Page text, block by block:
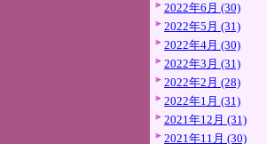
2022年6月 (30)
2022年5月 (31)
2022年4月 (30)
2022年3月 (31)
2022年2月 (28)
2022年1月 (31)
2021年12月 (31)
2021年11月 (30)